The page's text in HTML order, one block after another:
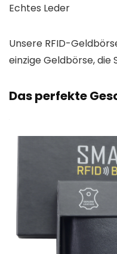
Echtes Leder
Unsere RFID-
einzige Geldbörse, die
Das perfekte